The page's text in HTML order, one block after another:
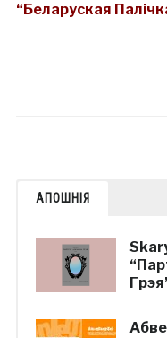
“Беларуская
АПОШНІЯ